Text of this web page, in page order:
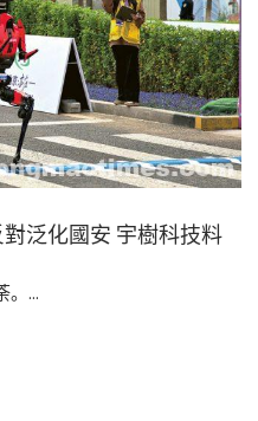
泛化國安 宇樹科技料
。...